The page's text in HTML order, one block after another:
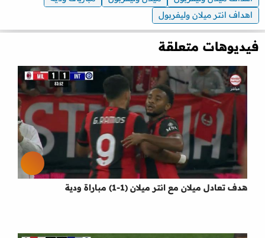
اهداف انتر ميلان وليفربول
فيديوهات متعلقة
هدف تعادل ميلان مع انتر ميلان (1-1) مباراة ودية